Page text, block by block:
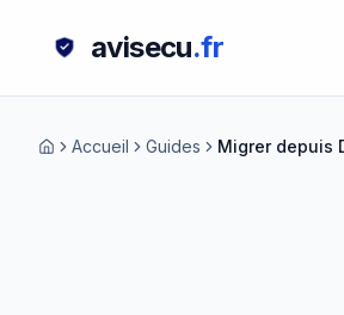
avisecu.fr
Accueil Guides Migrer depuis